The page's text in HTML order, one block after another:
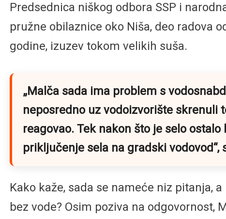
Predsednica niškog odbora SSP i
pružne obilaznice oko Niša, deo radova
godine, izuzev tokom velikih suša.
„Malča sada ima problem s
neposredno uz vodoizvorište skrenuli
reagovao. Tek nakon što je selo
priključenje sela na gradski vodovod“,
Kako kaže, sada se nameće niz pitanja,
bez vode? Osim poziva na